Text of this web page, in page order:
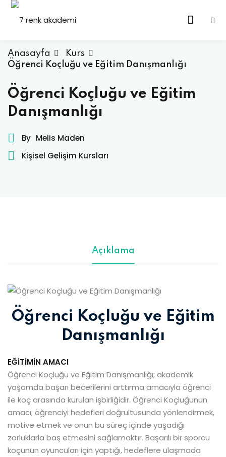
Anasayfa
Kurs
Öğrenci Koçluğu ve Eğitim Danışmanlığı
Öğrenci Koçluğu ve Eğitim
Danışmanlığı
By Melis Maden
Kişisel Gelişim Kursları
Açıklama
Öğrenci Koçluğu ve Eğitim
Danışmanlığı
EĞİTİMİN AMACI
Öğrenci Koçluğu ve Eğitim Danışmanlığı; akademik
yaşamda başarı becerilerini arttırma amacıyla öğrenci
ile koç arasında kurulan işbirliğidir. Öğrenci Koçluğunun
amacı; öğrenciyi hedefleri doğrultusunda yönlendirmek,
motive etmek ve onun bu süreç içinde yaşadığı
zorluklarla baş etmesini sağlamaktır. Başarılı bir sporcu
koçunun oyuncuları için yaptığı, hedeflere ulaşmada